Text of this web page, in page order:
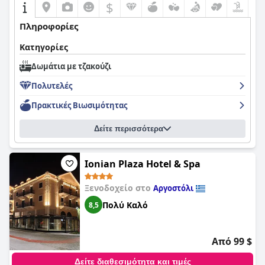
$
Πληροφορίες
Κατηγορίες
Δωμάτια με τζακούζι
Πολυτελές
Πρακτικές Bιωσιμότητας
Δείτε περισσότερα
Ionian Plaza Hotel & Spa
Ξενοδοχείο στο Αργοστόλι
8,5 Πολύ Καλό
Από 99 $
Δείτε διαθεσιμότητα και τιμές